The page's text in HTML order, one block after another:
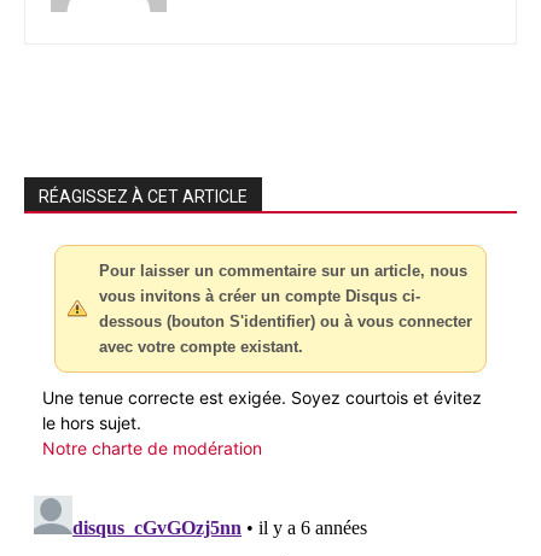
RÉAGISSEZ À CET ARTICLE
Pour laisser un commentaire sur un article, nous
vous invitons à créer un compte Disqus ci-
dessous (bouton S'identifier) ou à vous connecter
avec votre compte existant.
Une tenue correcte est exigée. Soyez courtois et évitez
le hors sujet.
Notre charte de modération